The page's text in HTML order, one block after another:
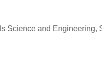
Science and Engineering,